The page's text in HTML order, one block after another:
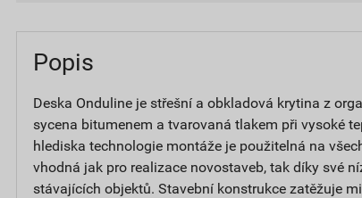
Popis
Deska Onduline je střešní a obkladová krytina z
sycena bitumenem a tvarovaná tlakem při vysoké
hlediska technologie montáže je použitelná na
vhodná jak pro realizace novostaveb, tak díky své
stávajících objektů. Stavební konstrukce zatěžuje